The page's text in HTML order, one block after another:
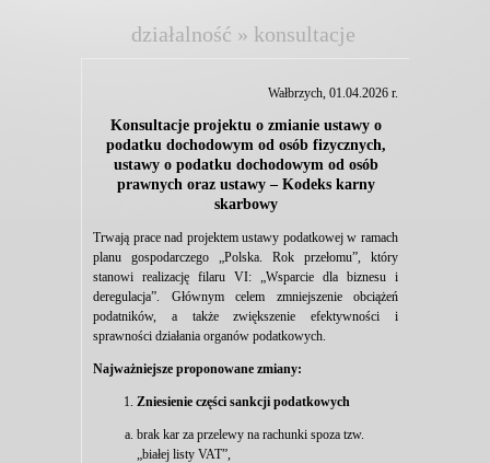
działalność » konsultacje
Wałbrzych, 01.04.2026 r.
Konsultacje projektu o zmianie ustawy o
podatku dochodowym od osób fizycznych,
ustawy o podatku dochodowym od osób
prawnych oraz ustawy – Kodeks karny
skarbowy
Trwają prace nad projektem ustawy podatkowej w ramach
planu gospodarczego „Polska. Rok przełomu”, który
stanowi realizację filaru VI: „Wsparcie dla biznesu i
deregulacja”. Głównym celem zmniejszenie obciążeń
podatników, a także zwiększenie efektywności i
sprawności działania organów podatkowych.
Najważniejsze proponowane zmiany:
Zniesienie części sankcji podatkowych
brak kar za przelewy na rachunki spoza tzw.
„białej listy VAT”,